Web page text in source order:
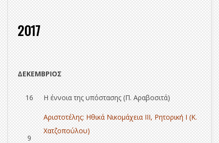
2017
ΔΕΚΕΜΒΡΙΟΣ
16 Η έννοια της υπόστασης (Π. Αραβοσιτά)
9
Αριστοτέλης: Ηθικά Νικομάχεια ΙΙΙ, Ρητορική Ι (Κ.
Χατζοπούλου)